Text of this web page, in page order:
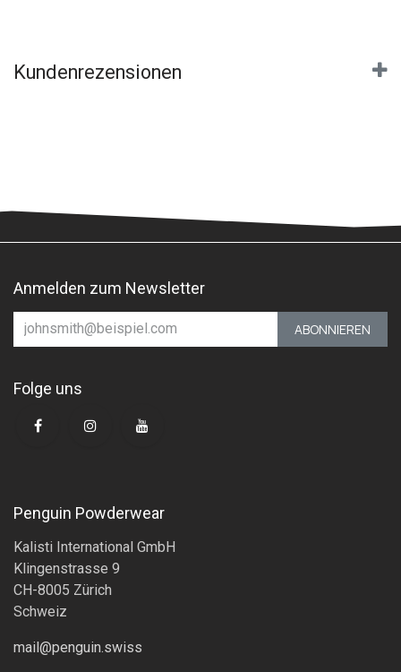
Kundenrezensionen
Anmelden zum Newsletter
ABONNIEREN
Folge uns
Penguin Powderwear
Kalisti International GmbH
Klingenstrasse 9
CH-8005 Zürich
Schweiz
mail@penguin.swiss